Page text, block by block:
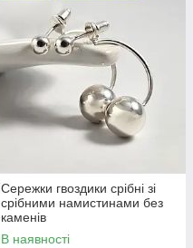
Сережки гвоздики срібні зі
срібними намистинами без
каменів
В наявності